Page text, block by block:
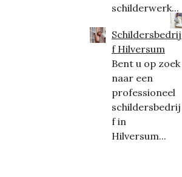
schilderwerk...
Schildersbedrij
f Hilversum
Bent u op zoek
naar een
professioneel
schildersbedrij
f in
Hilversum...